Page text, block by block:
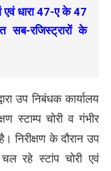
एवं धारा 47-ए के 47
सब-रजिस्ट्रारों के
उप निबंधक कार्यालय
स्टाम्प चोरी व गंभीर
निरीक्षण के दौरान उप
चल रहे स्टांप चोरी एवं